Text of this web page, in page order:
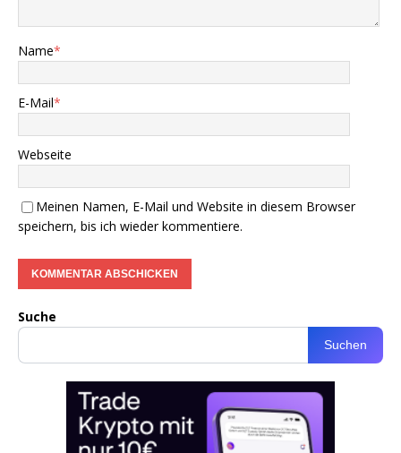
Name*
E-Mail*
Webseite
Meinen Namen, E-Mail und Website in diesem Browser
speichern, bis ich wieder kommentiere.
Suche
Suchen